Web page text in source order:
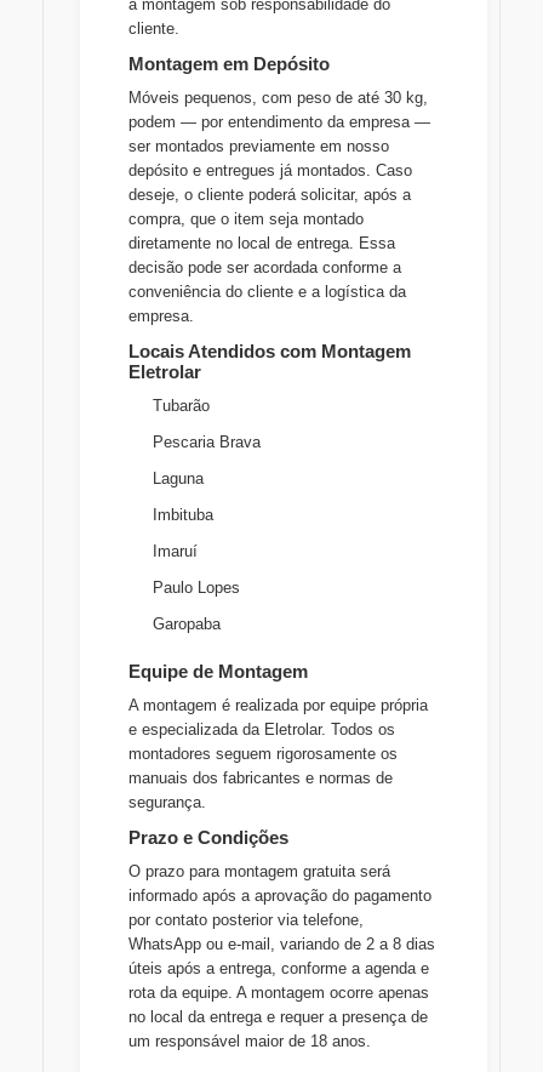
a montagem sob responsabilidade do
cliente.
Montagem em Depósito
Móveis pequenos, com peso de até 30 kg,
podem — por entendimento da empresa —
ser montados previamente em nosso
depósito e entregues já montados. Caso
deseje, o cliente poderá solicitar, após a
compra, que o item seja montado
diretamente no local de entrega. Essa
decisão pode ser acordada conforme a
conveniência do cliente e a logística da
empresa.
Locais Atendidos com Montagem
Eletrolar
Tubarão
Pescaria Brava
Laguna
Imbituba
Imaruí
Paulo Lopes
Garopaba
Equipe de Montagem
A montagem é realizada por equipe própria
e especializada da Eletrolar. Todos os
montadores seguem rigorosamente os
manuais dos fabricantes e normas de
segurança.
Prazo e Condições
O prazo para montagem gratuita será
informado após a aprovação do pagamento
por contato posterior via telefone,
WhatsApp ou e-mail, variando de 2 a 8 dias
úteis após a entrega, conforme a agenda e
rota da equipe. A montagem ocorre apenas
no local da entrega e requer a presença de
um responsável maior de 18 anos.